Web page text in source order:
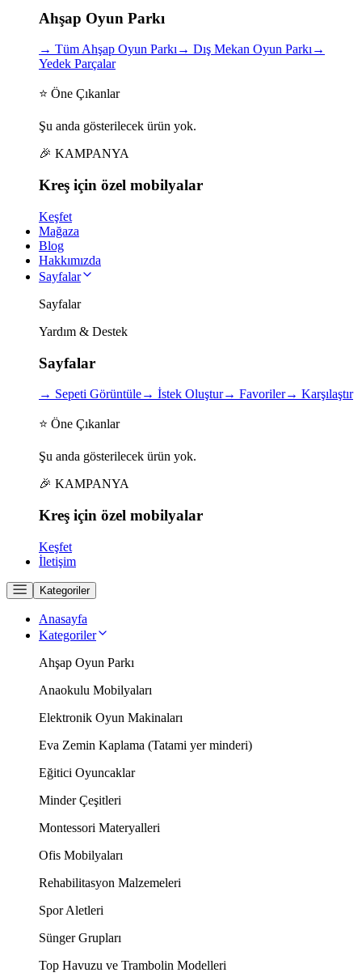
Ahşap Oyun Parkı
→ Tüm Ahşap Oyun Parkı→ Dış Mekan Oyun Parkı→
Yedek Parçalar
⭐ Öne Çıkanlar
Şu anda gösterilecek ürün yok.
🎉 KAMPANYA
Kreş için özel mobilyalar
Keşfet
Mağaza
Blog
Hakkımızda
Sayfalar
Sayfalar
Yardım & Destek
Sayfalar
→ Sepeti Görüntüle→ İstek Oluştur→ Favoriler→ Karşılaştır
⭐ Öne Çıkanlar
Şu anda gösterilecek ürün yok.
🎉 KAMPANYA
Kreş için özel mobilyalar
Keşfet
İletişim
Kategoriler
Anasayfa
Kategoriler
Ahşap Oyun Parkı
Anaokulu Mobilyaları
Elektronik Oyun Makinaları
Eva Zemin Kaplama (Tatami yer minderi)
Eğitici Oyuncaklar
Minder Çeşitleri
Montessori Materyalleri
Ofis Mobilyaları
Rehabilitasyon Malzemeleri
Spor Aletleri
Sünger Grupları
Top Havuzu ve Trambolin Modelleri